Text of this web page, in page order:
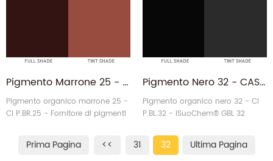
Pigmento Marrone 25 - CAS 6992-11-6 Benzimidazolone HFR P.BR.25 ABR25 Produttore
Pigmento organico marrone 25 -
CI P.BR.25 - Fornitore di pigmenti
Pigmento Nero 32 - CAS 83524-75-8 Paliogen Perilene Nero PBL32 Produttore
Pigmento organico nero 32 - CI
P.BL.32 - iSuoChem® GBL 32
Prima Pagina << 31 32 Ultima Pagina